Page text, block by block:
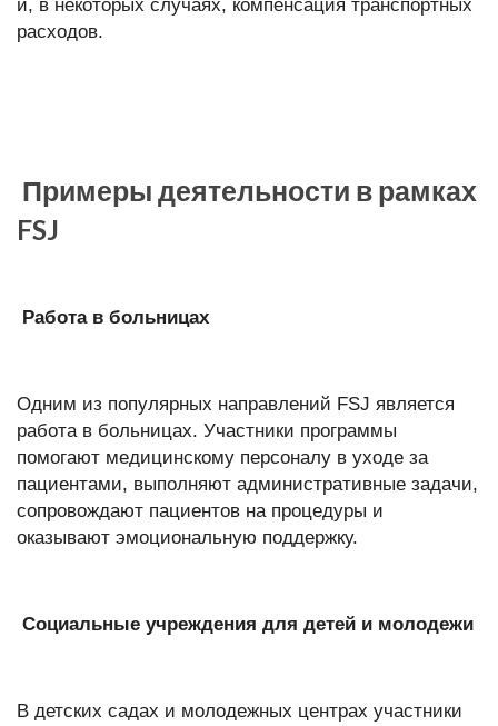
и, в некоторых случаях, компенсация транспортных
расходов.
Примеры деятельности в рамках
FSJ
Работа в больницах
Одним из популярных направлений FSJ является
работа в больницах. Участники программы
помогают медицинскому персоналу в уходе за
пациентами, выполняют административные задачи,
сопровождают пациентов на процедуры и
оказывают эмоциональную поддержку.
Социальные учреждения для детей и молодежи
В детских садах и молодежных центрах участники